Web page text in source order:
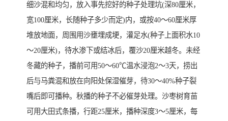
细沙混和均匀，放入事先挖好的种子处理坑(深80厘米，
宽100厘米，长随种子多少而定)内，或按40～60厘米厚
堆放地面，周围用沙壅埋成埂，灌足水(种子上面积水10
～20厘米)，待水渗下或结冰后，覆沙20厘米越冬。未经
冬藏的种子，播前可用50～60℃温水浸泡2～3天，捞出
后与马粪混和放在向阳处保湿催芽，待30～40%种子裂
嘴后即可播种。秋播的种子不必催芽处理。沙枣树育苗
可用大田式条播，行距25厘米，播种深度3～5厘米，每